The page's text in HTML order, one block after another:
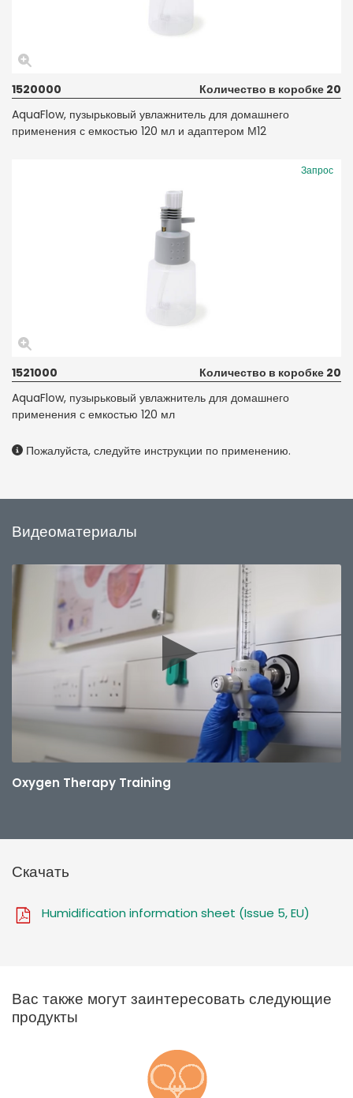
1520000
Количество в коробке 20
AquaFlow, пузырьковый увлажнитель для домашнего
применения с емкостью 120 мл и адаптером М12
Запрос
1521000
Количество в коробке 20
AquaFlow, пузырьковый увлажнитель для домашнего
применения с емкостью 120 мл
Пожалуйста, следуйте инструкции по применению.
Видеоматериалы
Oxygen Therapy Training
Скачать
Humidification information sheet (Issue 5, EU)
Вас также могут заинтересовать следующие
продукты